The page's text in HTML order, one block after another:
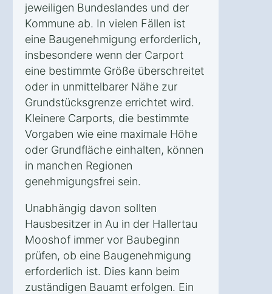
jeweiligen Bundeslandes und der
Kommune ab. In vielen Fällen ist
eine Baugenehmigung erforderlich,
insbesondere wenn der Carport
eine bestimmte Größe überschreitet
oder in unmittelbarer Nähe zur
Grundstücksgrenze errichtet wird.
Kleinere Carports, die bestimmte
Vorgaben wie eine maximale Höhe
oder Grundfläche einhalten, können
in manchen Regionen
genehmigungsfrei sein.
Unabhängig davon sollten
Hausbesitzer in Au in der Hallertau
Mooshof immer vor Baubeginn
prüfen, ob eine Baugenehmigung
erforderlich ist. Dies kann beim
zuständigen Bauamt erfolgen. Ein